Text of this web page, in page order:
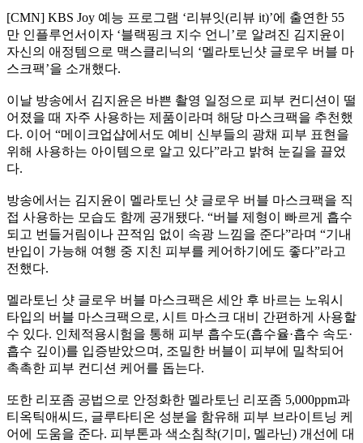
[CMN] KBS Joy 예능 프로그램 ‘리뷰잇(리뷰 it)’에 출연한 55
만 인플루언서이자 ‘블랙핑크 지수 언니’로 알려진 김지윤이
자신의 애정템으로 맥스클리닉의 ‘멜라토닌샷 글로우 버블 마
스크팩’을 소개했다.
이날 방송에서 김지윤은 바쁜 촬영 일정으로 피부 컨디션이 떨
어졌을 때 자주 사용하는 제품이라며 해당 마스크팩을 추천했
다. 이어 “메이크업샵에서도 예비 신부들의 광채 피부 표현을
위해 사용하는 아이템으로 알고 있다”라고 밝혀 눈길을 끌었
다.
방송에서는 김지윤이 멜라토닌 샷 글로우 버블 마스크팩을 직
접 사용하는 모습도 함께 공개됐다. “버블 제형이 빠르게 흡수
되고 번들거림이나 끈적임 없이 속광 느낌을 준다”라며 “기내
반입이 가능해 여행 중 지친 피부를 케어하기에도 좋다”라고
전했다.
멜라토닌 샷 글로우 버블 마스크팩은 세안 후 바르는 노워시
타입의 버블 마스크팩으로, 시트 마스크 대비 간편하게 사용할
수 있다. 인체적용시험을 통해 피부 흡수도(흡수율·흡수 속도·
흡수 깊이)를 입증받았으며, 조밀한 버블이 피부에 밀착되어
촉촉한 피부 컨디션 케어를 돕는다.
또한 리포좀 공법으로 안정화한 멜라토닌 리포좀 5,000ppm과
티옥틱애씨드, 글루타티온 성분을 함유해 피부 브라이트닝 케
어에 도움을 준다. 피부톤과 색소침착(기미, 멜라닌) 개선에 대